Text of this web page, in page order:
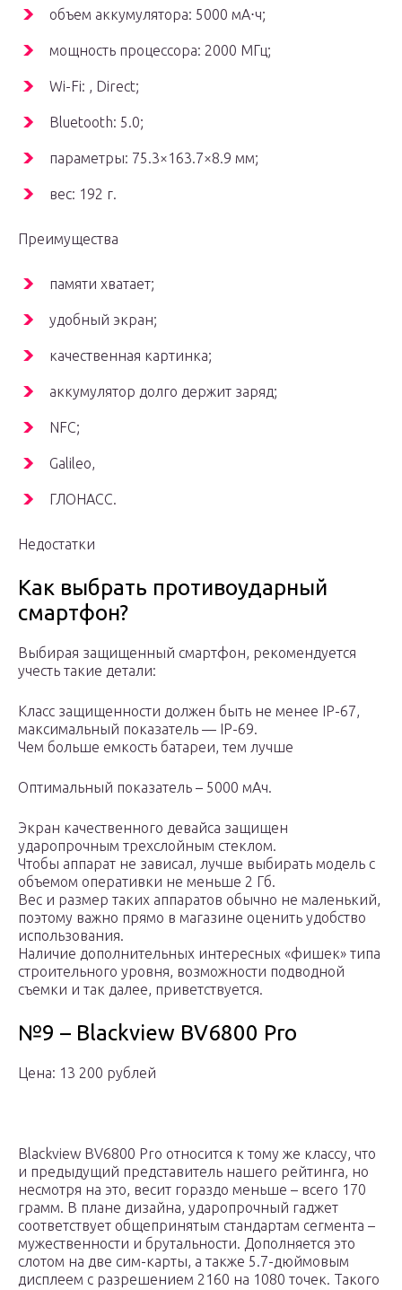
объем аккумулятора: 5000 мА⋅ч;
мощность процессора: 2000 МГц;
Wi-Fi: , Direct;
Bluetooth: 5.0;
параметры: 75.3×163.7×8.9 мм;
вес: 192 г.
Преимущества
памяти хватает;
удобный экран;
качественная картинка;
аккумулятор долго держит заряд;
NFC;
Galileo,
ГЛОНАСС.
Недостатки
Как выбрать противоударный
смартфон?
Выбирая защищенный смартфон, рекомендуется
учесть такие детали:
Класс защищенности должен быть не менее IP-67,
максимальный показатель — IP-69.
Чем больше емкость батареи, тем лучше
Оптимальный показатель – 5000 мАч.
Экран качественного девайса защищен
ударопрочным трехслойным стеклом.
Чтобы аппарат не зависал, лучше выбирать модель с
объемом оперативки не меньше 2 Гб.
Вес и размер таких аппаратов обычно не маленький,
поэтому важно прямо в магазине оценить удобство
использования.
Наличие дополнительных интересных «фишек» типа
строительного уровня, возможности подводной
съемки и так далее, приветствуется.
№9 – Blackview BV6800 Pro
Цена: 13 200 рублей
Blackview BV6800 Pro относится к тому же классу, что
и предыдущий представитель нашего рейтинга, но
несмотря на это, весит гораздо меньше – всего 170
грамм. В плане дизайна, ударопрочный гаджет
соответствует общепринятым стандартам сегмента –
мужественности и брутальности. Дополняется это
слотом на две сим-карты, а также 5.7-дюймовым
дисплеем с разрешением 2160 на 1080 точек. Такого